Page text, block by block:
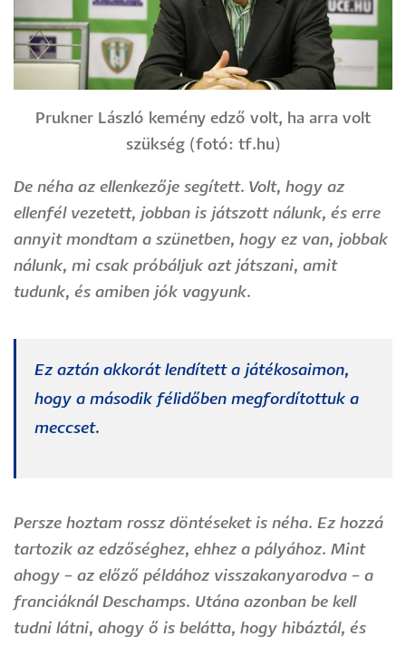
Prukner László kemény edző volt, ha arra volt
szükség (fotó: tf.hu)
De néha az ellenkezője segített. Volt, hogy az
ellenfél vezetett, jobban is játszott nálunk, és erre
annyit mondtam a szünetben, hogy ez van, jobbak
nálunk, mi csak próbáljuk azt játszani, amit
tudunk, és amiben jók vagyunk.
Ez aztán akkorát lendített a játékosaimon,
hogy a második félidőben megfordítottuk a
meccset.
Persze hoztam rossz döntéseket is néha. Ez hozzá
tartozik az edzőséghez, ehhez a pályához. Mint
ahogy – az előző példához visszakanyarodva – a
franciáknál Deschamps. Utána azonban be kell
tudni látni, ahogy ő is belátta, hogy hibáztál, és